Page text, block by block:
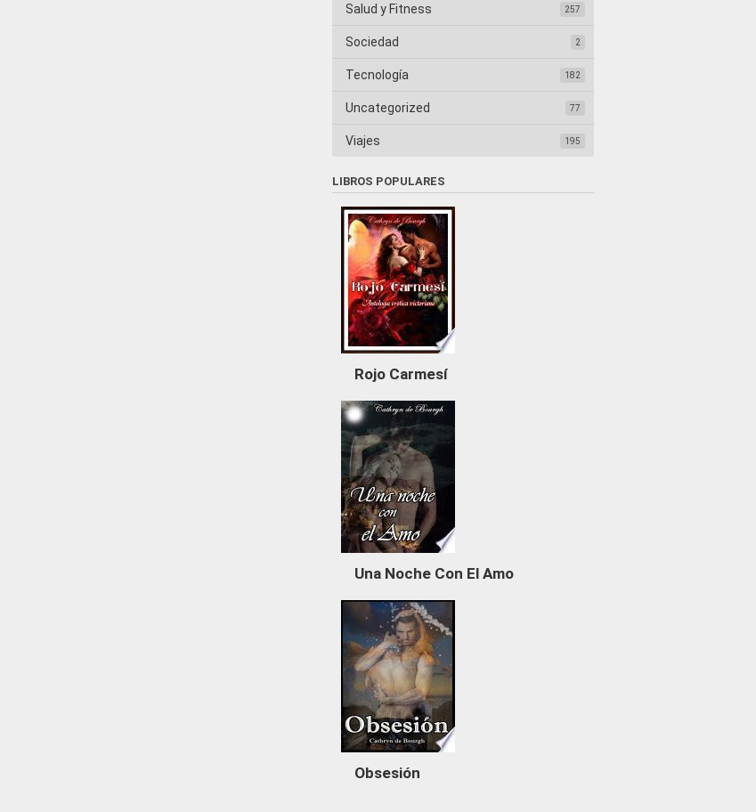
Salud y Fitness 257
Sociedad 2
Tecnología 182
Uncategorized 77
Viajes 195
LIBROS POPULARES
Rojo Carmesí
Una Noche Con El Amo
Obsesión